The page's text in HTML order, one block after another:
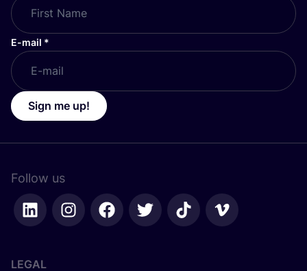
E-mail *
Sign me up!
Follow us
LEGAL